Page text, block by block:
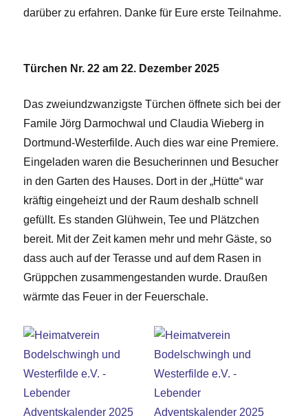
darüber zu erfahren. Danke für Eure erste Teilnahme.
Türchen Nr. 22 am 22. Dezember 2025
Das zweiundzwanzigste Türchen öffnete sich bei der
Famile Jörg Darmochwal und Claudia Wieberg in
Dortmund-Westerfilde. Auch dies war eine Premiere.
Eingeladen waren die Besucherinnen und Besucher
in den Garten des Hauses. Dort in der „Hütte“ war
kräftig eingeheizt und der Raum deshalb schnell
gefüllt. Es standen Glühwein, Tee und Plätzchen
bereit. Mit der Zeit kamen mehr und mehr Gäste, so
dass auch auf der Terasse und auf dem Rasen in
Grüppchen zusammengestanden wurde. Draußen
wärmte das Feuer in der Feuerschale.